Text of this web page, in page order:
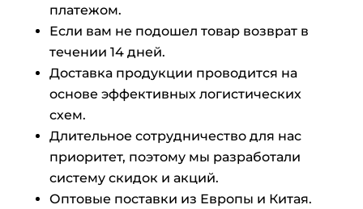
платежом.
Если вам не подошел товар возврат в
течении 14 дней.
Доставка продукции проводится на
основе эффективных логистических
схем.
Длительное сотрудничество для нас
приоритет, поэтому мы разработали
систему скидок и акций.
Оптовые поставки из Европы и Китая.